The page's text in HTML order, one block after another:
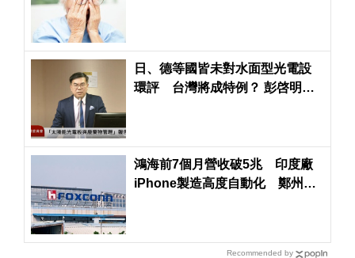
日、德等國皆未對水面型光電設
環評 台灣將成特例？ 彭啓明：
鴻海前7個月營收破5兆 印度廠
iPhone製造高度自動化 鄭州生
Recommended by